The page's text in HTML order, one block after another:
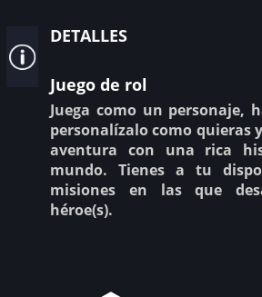
detalles
Juego de rol
Juega como un personaje,
personalízalo como quieras
aventura con una rica
mundo. Tienes a tu
misiones en las que
héroe(s).